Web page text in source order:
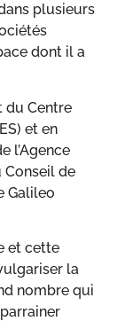
plusieurs
dont il a
du Centre
et en
l’Agence
Conseil de
Galileo
et cette
la
nombre qui